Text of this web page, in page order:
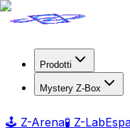
Prodotti
Mystery Z-Box
🕹️ Z-Arena🧪 Z-Lab